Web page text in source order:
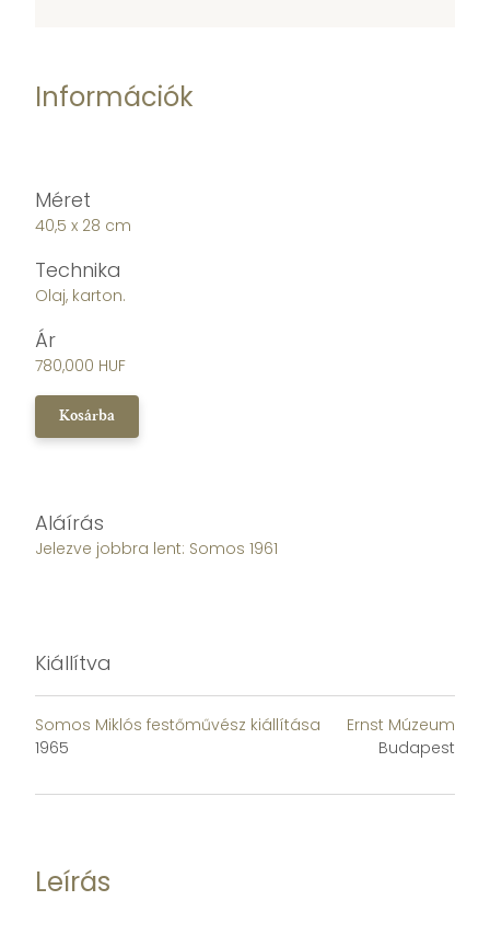
Információk
Méret
40,5 x 28 cm
Technika
Olaj, karton.
Ár
780,000 HUF
Kosárba
Aláírás
Jelezve jobbra lent: Somos 1961
Kiállítva
Somos Miklós festőművész kiállítása
1965
Ernst Múzeum
Budapest
Leírás